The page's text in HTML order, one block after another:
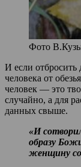
Фото
И если
человека от
человек — это
случайно, а для
данных свыше.
«И
образу
женщину